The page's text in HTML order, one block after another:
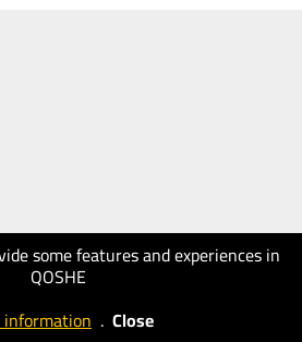
some features and experiences in
QOSHE
. Close